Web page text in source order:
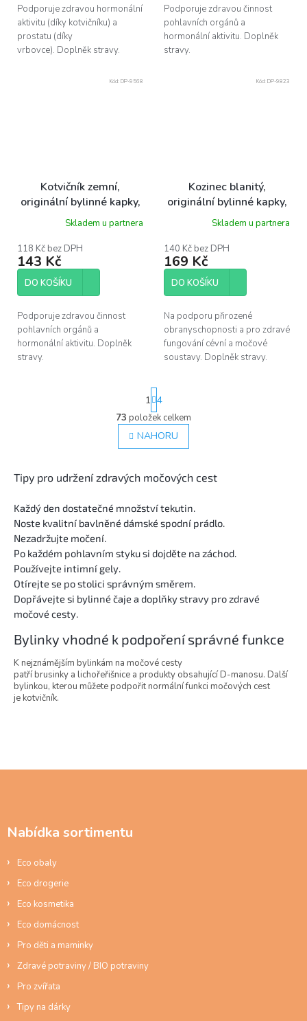
Podporuje zdravou hormonální
aktivitu (díky kotvičníku) a
prostatu (díky
vrbovce). Doplněk stravy.
Podporuje zdravou činnost
pohlavních orgánů a
hormonální aktivitu. Doplněk
stravy.
Kotvičník zemní,
originální bylinné kapky,
50 ml Dr. Popov
Skladem u partnera
118 Kč bez DPH
143 Kč
DO KOŠÍKU
Podporuje zdravou činnost
pohlavních orgánů a
hormonální aktivitu. Doplněk
stravy.
Kód: DP-9568
Kozinec blanitý,
originální bylinné kapky,
50 ml Dr. Popov
Skladem u partnera
140 Kč bez DPH
169 Kč
DO KOŠÍKU
Na podporu přirozené
obranyschopnosti a pro zdravé
fungování cévní a močové
soustavy. Doplněk stravy.
Kód: DP-9823
O
v
l
d
c
í
p
v
y
v
ý
s
u
t
r
á
n
k
v
á
í
1 4
73 položek celkem
NAHORU
Tipy pro udržení zdravých močových cest
Každý den dostatečné množství tekutin.
Noste kvalitní bavlněné dámské spodní prádlo.
Nezadržujte močení.
Po každém pohlavním styku si dojděte na záchod.
Používejte intimní gely.
Otírejte se po stolici správným směrem.
Dopřávejte si bylinné čaje a doplňky stravy pro zdravé
močové cesty.
Bylinky vhodné k podpoření správné funkce
K nejznámějším bylinkám na močové cesty
patří brusinky a lichořeřišnice a produkty obsahující D-manosu. Další
bylinkou, kterou můžete podpořit normální funkci močových cest
je kotvičník.
Nabídka sortimentu
Eco obaly
Eco drogerie
Eco kosmetika
Eco domácnost
Pro děti a maminky
Zdravé potraviny / BIO potraviny
Pro zvířata
Tipy na dárky